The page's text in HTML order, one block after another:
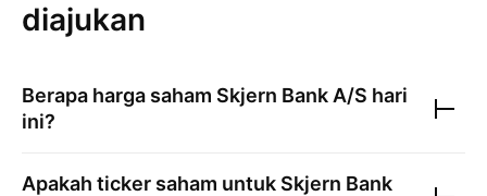
diajukan
Berapa harga saham Skjern Bank A/S hari
ini?
Apakah ticker saham untuk Skjern Bank